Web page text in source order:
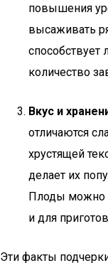
повышения
высаживать
количество
Вкус и
отличаются
хрустящей
делает их
Плоды можно
и для
Эти факты